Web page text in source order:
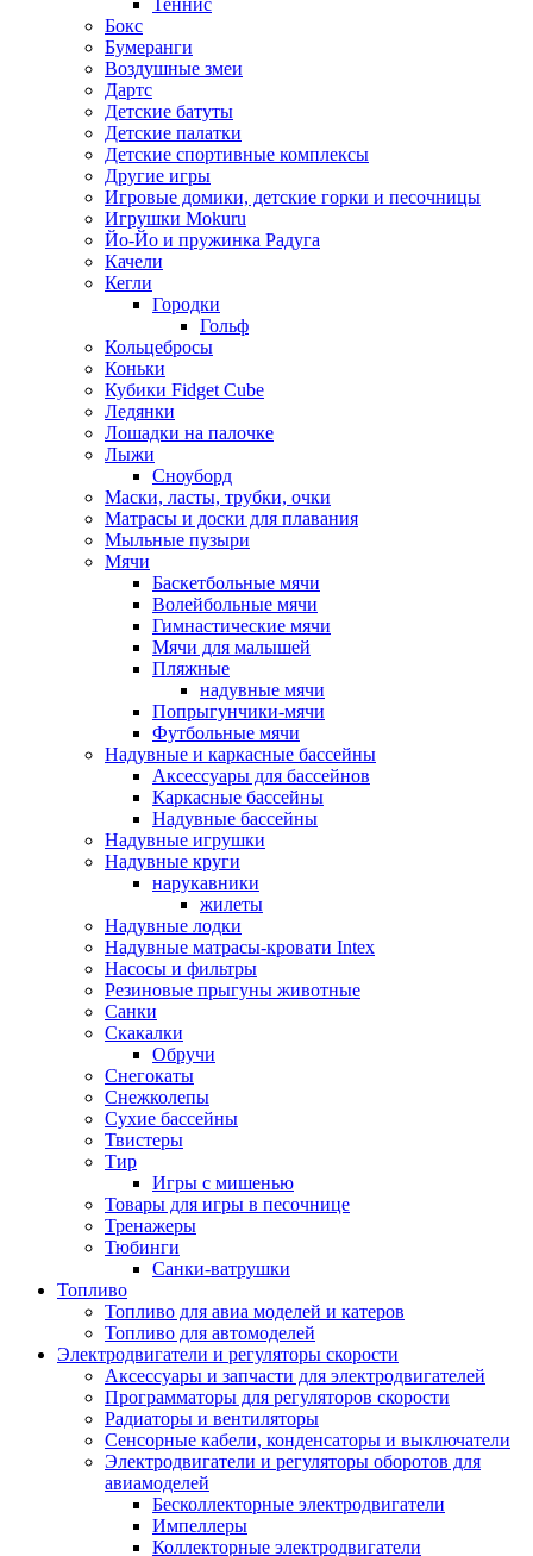
Теннис
Бокс
Бумеранги
Воздушные змеи
Дартс
Детские батуты
Детские палатки
Детские спортивные комплексы
Другие игры
Игровые домики, детские горки и песочницы
Игрушки Mokuru
Йо-Йо и пружинка Радуга
Качели
Кегли
Городки
Гольф
Кольцебросы
Коньки
Кубики Fidget Cube
Ледянки
Лошадки на палочке
Лыжи
Сноуборд
Маски, ласты, трубки, очки
Матрасы и доски для плавания
Мыльные пузыри
Мячи
Баскетбольные мячи
Волейбольные мячи
Гимнастические мячи
Мячи для малышей
Пляжные
надувные мячи
Попрыгунчики-мячи
Футбольные мячи
Надувные и каркасные бассейны
Аксессуары для бассейнов
Каркасные бассейны
Надувные бассейны
Надувные игрушки
Надувные круги
нарукавники
жилеты
Надувные лодки
Надувные матрасы-кровати Intex
Насосы и фильтры
Резиновые прыгуны животные
Санки
Скакалки
Обручи
Снегокаты
Снежколепы
Сухие бассейны
Твистеры
Тир
Игры с мишенью
Товары для игры в песочнице
Тренажеры
Тюбинги
Санки-ватрушки
Топливо
Топливо для авиа моделей и катеров
Топливо для автомоделей
Электродвигатели и регуляторы скорости
Аксессуары и запчасти для электродвигателей
Программаторы для регуляторов скорости
Радиаторы и вентиляторы
Сенсорные кабели, конденсаторы и выключатели
Электродвигатели и регуляторы оборотов для
авиамоделей
Бесколлекторные электродвигатели
Импеллеры
Коллекторные электродвигатели